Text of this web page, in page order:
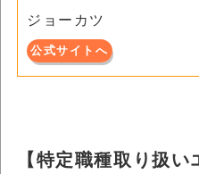
ジョーカツ
公式サイトへ
【特定職種取り扱い